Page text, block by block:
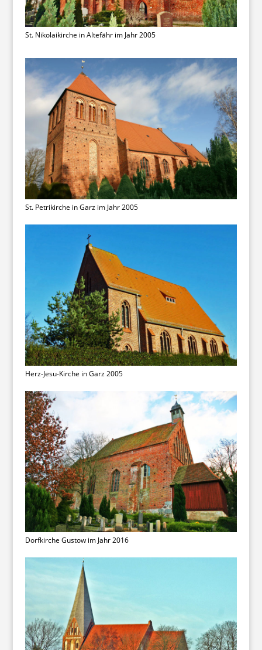
St. Nikolaikirche in Altefähr im Jahr 2005
St. Petrikirche in Garz im Jahr 2005
Herz-Jesu-Kirche in Garz 2005
Dorfkirche Gustow im Jahr 2016